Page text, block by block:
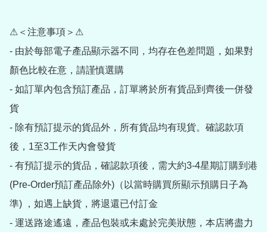
⚠＜注意事項＞⚠
- 由於每部電子產品顯示器不同，均存在色差問題，如果對
顏色比較在意，請謹慎選購
- 如訂單內包含預訂產品，訂單將於所有貨品到齊後一併發
貨
- 除有預訂提示的貨品外，所有貨品均有現貨。確認款項
後，1至3工作天內會發貨
- 有預訂提示的貨品，確認款項後，需大約3-4星期訂購到港
(Pre-Order預訂產品除外)（以當時購買所顯示預購日子為
準) ，如遇上缺貨，將退還已付訂金
- 運送路途遙遠，產品包裝或未處於完美狀態，本店將盡力